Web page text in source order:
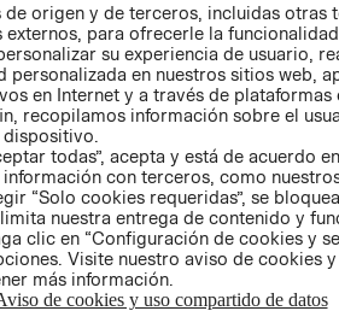
LIBRO DE
origen y de terceros, incluidas otras
externos, para ofrecerle la
su experiencia de usuario,
personalizada en nuestros sitios web,
en Internet y a través de plataformas
recopilamos información sobre el
todas”, acepta y está de acuerdo
con terceros, como
“Solo cookies requeridas”, se
nuestra entrega de contenido y
clic en “Configuración de cookies y
Visite nuestro aviso de cookies
más información.
de cookies y uso compartido de datos